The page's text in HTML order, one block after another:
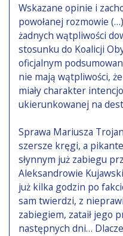
Wskazane opinie i
powołanej rozmowie
żadnych wątpliwości
stosunku do Koalicji
oficjalnym
nie mają wątpliwości,
miały charakter
ukierunkowanej na
Sprawa Mariusza
szersze kręgi, a
słynnym już zabiegu
Aleksandrowie
już kilka godzin po
sam twierdzi, z
zabiegiem, zataił jego
następnych dni…